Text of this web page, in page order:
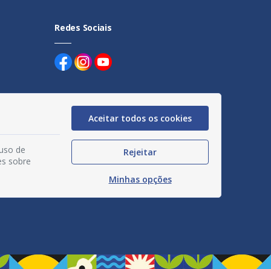
Redes Sociais
de
sobre
Aceitar todos os cookies
Rejeitar
Minhas opções